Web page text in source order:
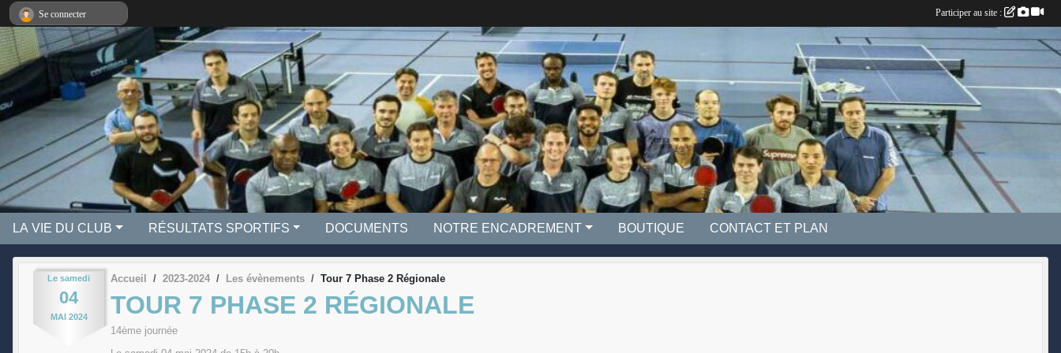
LA VIE DU CLUB RÉSULTATS SPORTIFS DOCUMENTS NOTRE ENCADREMENT BOUTIQUE CONTACT ET PLAN
Le samedi
04
MAI 2024
Accueil 2023-2024 Les évènements Tour 7 Phase 2 Régionale
TOUR 7 PHASE 2 RÉGIONALE
14ème journée
Se connecter Participer au site :
Panneau de gestion des cookies